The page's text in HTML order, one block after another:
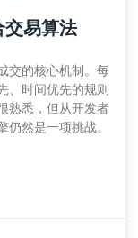
交易算法
交的核心机制。每
、时间优先的规则
熟悉，但从开发者
然是一项挑战。